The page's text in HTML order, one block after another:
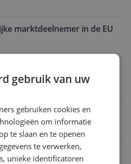
marktdeelnemer in de EU
gebruik van uw
gebruiken cookies en
om informatie
te slaan en te openen
te verwerken,
unieke identificatoren